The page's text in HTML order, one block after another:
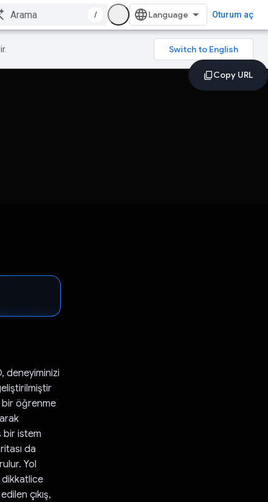
/ Oturum aç
deneyiminizi
bir öğrenme
bir istem
da
Yol
dikkatlice
çıkış,